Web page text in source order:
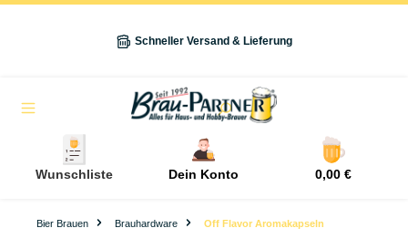
Schneller Versand & Lieferung
Wunschliste Dein Konto 0,00 €
Bier Brauen Brauhardware Off Flavor Aromakapseln